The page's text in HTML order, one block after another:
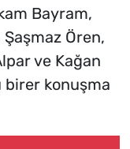
Bayram,
Şaşmaz Ören,
ve Kağan
birer konuşma